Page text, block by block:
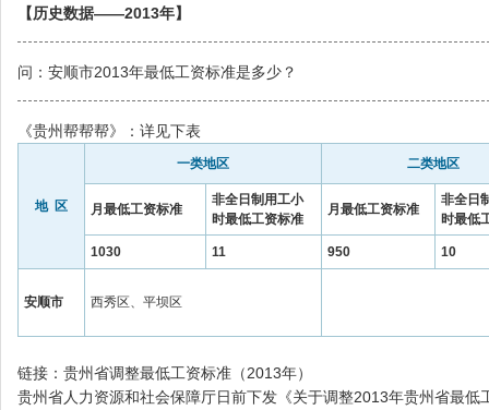
【历史数据——2013年】
问：安顺市2013年最低工资标准是多少？
《贵州帮帮帮》：详见下表
地 区
一类地区 二类地区
月最低工资标准
非全日制用工小
时最低工资标准
月最低工资标准
非全日
时最低
1030 11 950 10
安顺市 西秀区、平坝区
链接：贵州省调整最低工资标准（2013年）
贵州省人力资源和社会保障厅日前下发《关于调整2013年贵州省最